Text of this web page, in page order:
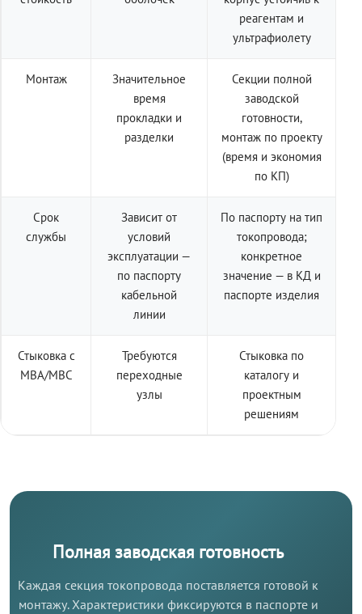
реагентам и
ультрафиолету
Монтаж
Значительное
время
прокладки и
разделки
Секции полной
заводской
готовности,
монтаж по проекту
(время и экономия
по КП)
Срок
службы
Зависит от
условий
эксплуатации —
по паспорту
кабельной
линии
По паспорту на тип
токопровода;
конкретное
значение — в КД и
паспорте изделия
Стыковка с
МВА/МВС
Требуются
переходные
узлы
Стыковка по
каталогу и
проектным
решениям
Полная заводская готовность
Каждая секция токопровода поставляется готовой к
монтажу. Характеристики фиксируются в паспорте и